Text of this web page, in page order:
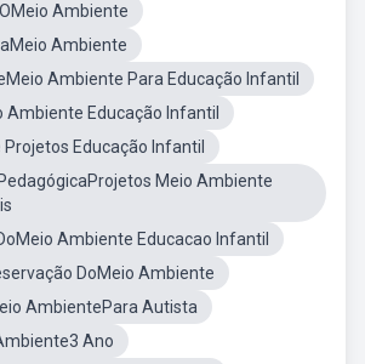
Ambiente
Ambiente
Ambiente Para Educação Infantil
Ambiente Educação Infantil
Projetos Educação Infantil
Meio Ambiente
Ambiente Educacao Infantil
DoMeio Ambiente
AmbientePara Autista
Ano